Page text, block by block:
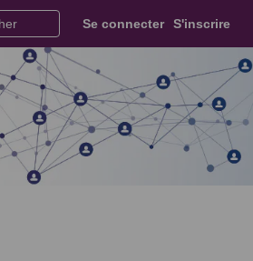
Se connecter S'inscrire